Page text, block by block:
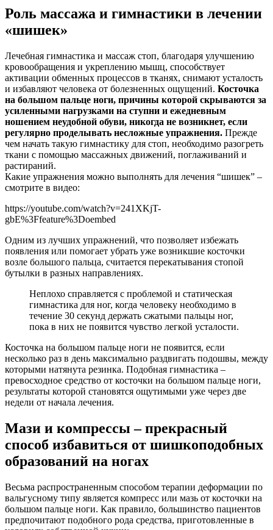
Роль массажа и гимнастики в лечении
«шишек»
Лечебная гимнастика и массаж стоп, благодаря улучшению
кровообращения и укреплению мышц, способствует
активации обменных процессов в тканях, снимают усталость
и избавляют человека от болезненных ощущений. Косточка
на большом пальце ноги, причины которой скрываются за
усиленными нагрузками на ступни и ежедневным
ношением неудобной обуви, никогда не возникнет, если
регулярно проделывать несложные упражнения. Прежде
чем начать такую гимнастику для стоп, необходимо разогреть
ткани с помощью массажных движений, поглаживаний и
растираний.
Какие упражнения можно выполнять для лечения “шишек” –
смотрите в видео:
https://youtube.com/watch?v=241XKjT-
gbE%3Ffeature%3Doembed
Одним из лучших упражнений, что позволяет избежать
появления или помогает убрать уже возникшие косточки
возле большого пальца, считается перекатывания стопой
бутылки в разных направлениях.
Неплохо справляется с проблемой и статическая
гимнастика для ног, когда человеку необходимо в
течение 30 секунд держать сжатыми пальцы ног,
пока в них не появится чувство легкой усталости.
Косточка на большом пальце ноги не появится, если
несколько раз в день максимально раздвигать подошвы, между
которыми натянута резинка. Подобная гимнастика –
превосходное средство от косточки на большом пальце ноги,
результаты которой становятся ощутимыми уже через две
недели от начала лечения.
Мази и компрессы – прекрасный
способ избавиться от шишкоподобных
образований на ногах
Весьма распространенным способом терапии деформации по
вальгусному типу является компресс или мазь от косточки на
большом пальце ноги. Как правило, большинство пациентов
предпочитают подобного рода средства, приготовленные в